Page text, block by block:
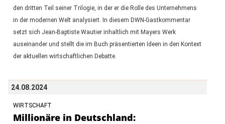
den dritten Teil seiner Trilogie, in der er die Rolle des Unternehmens
in der modernen Welt analysiert. In diesem DWN-Gastkommentar
setzt sich Jean-Baptiste Wautier inhaltlich mit Mayers Werk
auseinander und stellt die im Buch präsentierten Ideen in den Kontext
der aktuellen wirtschaftlichen Debatte.
24.08.2024
WIRTSCHAFT
Millionäre in Deutschland: